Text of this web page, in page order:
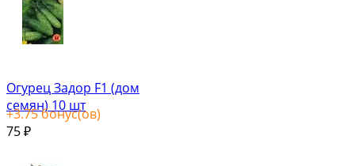
Огурец Задор F1 (дом
семян) 10 шт
+3.75бонус(ов)
75 ₽